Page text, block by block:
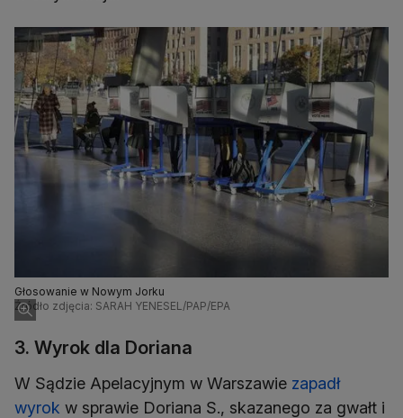
Głosowanie w Nowym Jorku
Źródło zdjęcia: SARAH YENESEL/PAP/EPA
3. Wyrok dla Doriana
W Sądzie Apelacyjnym w Warszawie zapadł
wyrok w sprawie Doriana S., skazanego za gwałt i